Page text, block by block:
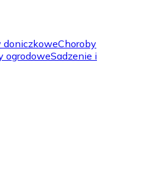
doniczkoweChoroby
ogrodoweSadzenie i